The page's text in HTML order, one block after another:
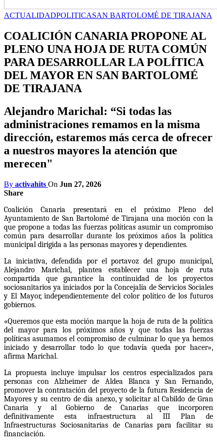
ACTUALIDADPOLITICASAN BARTOLOMÉ DE TIRAJANA
COALICIÓN CANARIA PROPONE AL
PLENO UNA HOJA DE RUTA COMÚN
PARA DESARROLLAR LA POLÍTICA
DEL MAYOR EN SAN BARTOLOMÉ
DE TIRAJANA
Alejandro Marichal: “Si todas las
administraciones remamos en la misma
dirección, estaremos más cerca de ofrecer
a nuestros mayores la atención que
merecen"
By activahits On Jun 27, 2026
Share
Coalición Canaria presentará en el próximo Pleno del
Ayuntamiento de San Bartolomé de Tirajana una moción con la
que propone a todas las fuerzas políticas asumir un compromiso
común para desarrollar durante los próximos años la política
municipal dirigida a las personas mayores y dependientes.
La iniciativa, defendida por el portavoz del grupo municipal,
Alejandro Marichal, plantea establecer una hoja de ruta
compartida que garantice la continuidad de los proyectos
sociosanitarios ya iniciados por la Concejalía de Servicios Sociales
y El Mayor, independientemente del color político de los futuros
gobiernos.
«Queremos que esta moción marque la hoja de ruta de la política
del mayor para los próximos años y que todas las fuerzas
políticas asumamos el compromiso de culminar lo que ya hemos
iniciado y desarrollar todo lo que todavía queda por hacer»,
afirma Marichal.
La propuesta incluye impulsar los centros especializados para
personas con Alzheimer de Aldea Blanca y San Fernando,
promover la contratación del proyecto de la futura Residencia de
Mayores y su centro de día anexo, y solicitar al Cabildo de Gran
Canaria y al Gobierno de Canarias que incorporen
definitivamente esta infraestructura al III Plan de
Infraestructuras Sociosanitarias de Canarias para facilitar su
financiación.